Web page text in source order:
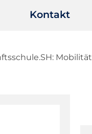
Kontakt
Mobilität